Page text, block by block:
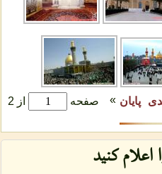
صفحه از 2 پایان »
كنید